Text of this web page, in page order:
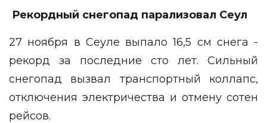
Рекордный снегопад парализовал Сеул
27 ноября в Сеуле выпало 16,5 см снега -
рекорд за последние сто лет. Сильный
снегопад вызвал транспортный коллапс,
отключения электричества и отмену сотен
рейсов.